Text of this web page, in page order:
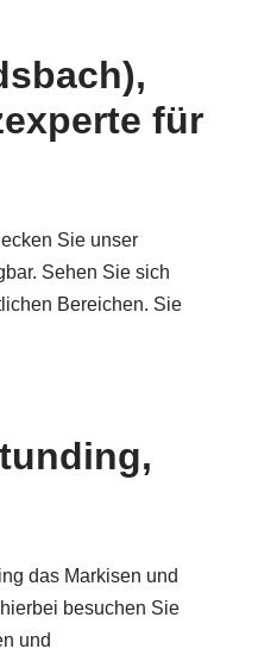
für
Sie unser
Sehen Sie sich
Bereichen. Sie
das Markisen und
besuchen Sie
und